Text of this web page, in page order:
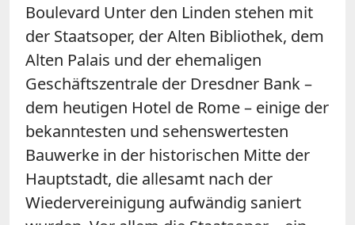
Boulevard Unter den Linden stehen mit
der Staatsoper, der Alten Bibliothek, dem
Alten Palais und der ehemaligen
Geschäftszentrale der Dresdner Bank –
dem heutigen Hotel de Rome – einige der
bekanntesten und sehenswertesten
Bauwerke in der historischen Mitte der
Hauptstadt, die allesamt nach der
Wiedervereinigung aufwändig saniert